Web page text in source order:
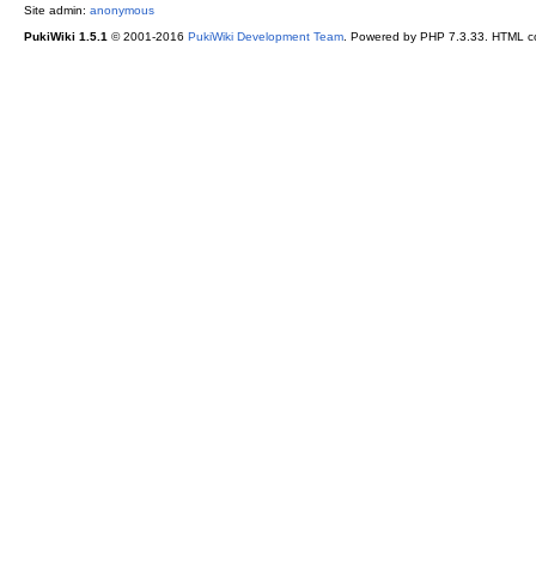
Site admin: anonymous
PukiWiki 1.5.1 © 2001-2016 PukiWiki Development Team. Powered by PHP 7.3.33. HTML